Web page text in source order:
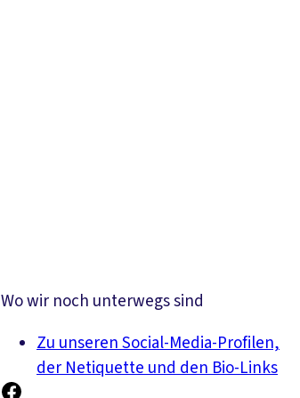
Wo wir noch unterwegs sind
Zu unseren Social-Media-Profilen,
der Netiquette und den Bio-Links